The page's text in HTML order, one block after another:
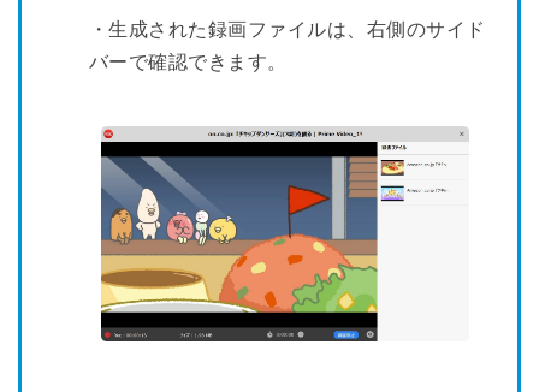
・生成された録画ファイルは、右側のサイド
バーで確認できます。